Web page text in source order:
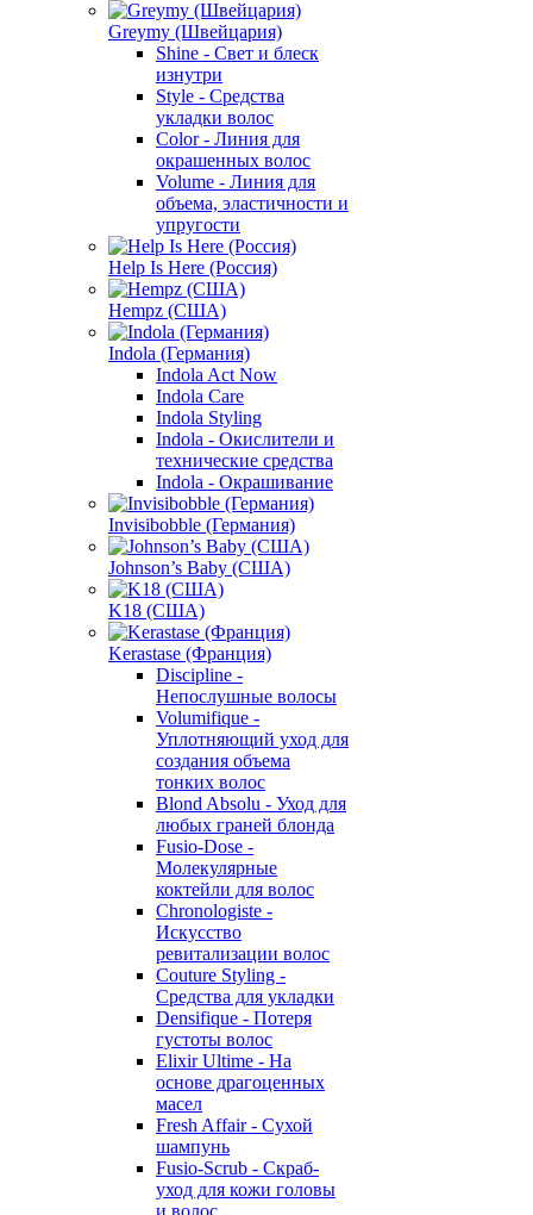
Greymy (Швейцария)
Shine - Свет и блеск
изнутри
Style - Средства
укладки волос
Color - Линия для
окрашенных волос
Volume - Линия для
объема, эластичности и
упругости
Help Is Here (Россия)
Hempz (США)
Indola (Германия)
Indola Act Now
Indola Care
Indola Styling
Indola - Окислители и
технические средства
Indola - Окрашивание
Invisibobble (Германия)
Johnson’s Baby (США)
K18 (США)
Kerastase (Франция)
Discipline -
Непослушные волосы
Volumifique -
Уплотняющий уход для
создания объема
тонких волос
Blond Absolu - Уход для
любых граней блонда
Fusio-Dose -
Молекулярные
коктейли для волос
Chronologiste -
Искусство
ревитализации волос
Couture Styling -
Средства для укладки
Densifique - Потеря
густоты волос
Elixir Ultime - На
основе драгоценных
масел
Fresh Affair - Сухой
шампунь
Fusio-Scrub - Скраб-
уход для кожи головы
и волос